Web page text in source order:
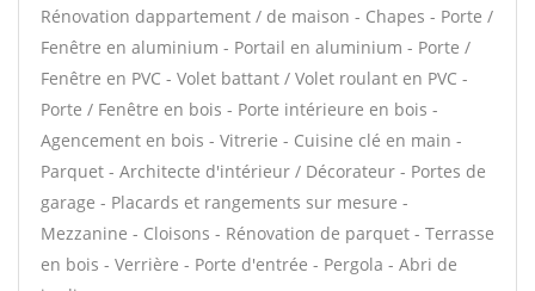
Rénovation dappartement / de maison - Chapes - Porte /
Fenêtre en aluminium - Portail en aluminium - Porte /
Fenêtre en PVC - Volet battant / Volet roulant en PVC -
Porte / Fenêtre en bois - Porte intérieure en bois -
Agencement en bois - Vitrerie - Cuisine clé en main -
Parquet - Architecte d'intérieur / Décorateur - Portes de
garage - Placards et rangements sur mesure -
Mezzanine - Cloisons - Rénovation de parquet - Terrasse
en bois - Verrière - Porte d'entrée - Pergola - Abri de